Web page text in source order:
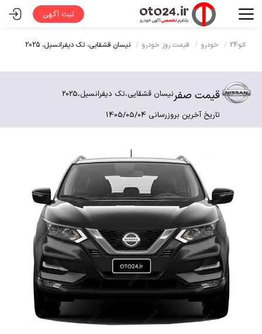
ثبت آگهی
اتو24 خودرو قیمت روز خودرو نیسان قشقایی،تک دیفرانسیل، 2025
قیمت صفرنیسان قشقایی،تک دیفرانسیل،2025
تاریخ آخرین بروزرسانی 1405/05/04